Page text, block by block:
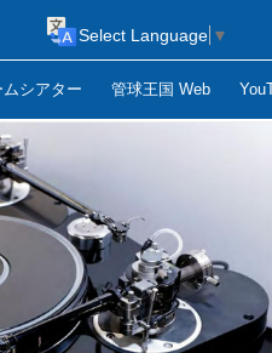
シアター 管球王国 Web
Select Language ▼